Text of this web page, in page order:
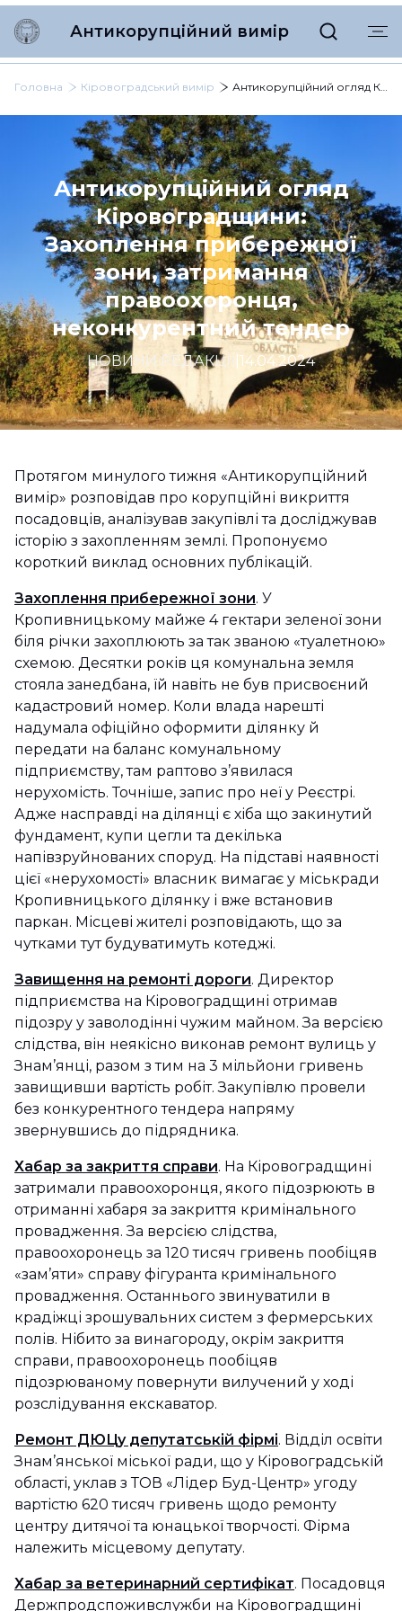
Антикорупційний вимір
Головна Кіровоградський вимір Антикорупційний огляд Кіровоградщини: Захоплення прибережної зони, затримання правоохоронця, неконкурентний тендер
Антикорупційний огляд
Кіровоградщини:
Захоплення прибережної
зони, затримання
правоохоронця,
неконкурентний тендер
НОВИНИ РЕДАКЦІЇ 14.04.2024
Протягом минулого тижня «Антикорупційний
вимір» розповідав про корупційні викриття
посадовців, аналізував закупівлі та досліджував
історію з захопленням землі. Пропонуємо
короткий виклад основних публікацій.
Захоплення прибережної зони. У
Кропивницькому майже 4 гектари зеленої зони
біля річки захоплюють за так званою «туалетною»
схемою. Десятки років ця комунальна земля
стояла занедбана, їй навіть не був присвоєний
кадастровий номер. Коли влада нарешті
надумала офіційно оформити ділянку й
передати на баланс комунальному
підприємству, там раптово з’явилася
нерухомість. Точніше, запис про неї у Реєстрі.
Адже насправді на ділянці є хіба що закинутий
фундамент, купи цегли та декілька
напівзруйнованих споруд. На підставі наявності
цієї «нерухомості» власник вимагає у міськради
Кропивницького ділянку і вже встановив
паркан. Місцеві жителі розповідають, що за
чутками тут будуватимуть котеджі.
Завищення на ремонті дороги. Директор
підприємства на Кіровоградщині отримав
підозру у заволодінні чужим майном. За версією
слідства, він неякісно виконав ремонт вулиць у
Знам’янці, разом з тим на 3 мільйони гривень
завищивши вартість робіт. Закупівлю провели
без конкурентного тендера напряму
звернувшись до підрядника.
Хабар за закриття справи. На Кіровоградщині
затримали правоохоронця, якого підозрюють в
отриманні хабаря за закриття кримінального
провадження. За версією слідства,
правоохоронець за 120 тисяч гривень пообіцяв
«зам’яти» справу фігуранта кримінального
провадження. Останнього звинуватили в
крадіжці зрошувальних систем з фермерських
полів. Нібито за винагороду, окрім закриття
справи, правоохоронець пообіцяв
підозрюваному повернути вилучений у ході
розслідування екскаватор.
Ремонт ДЮЦу депутатській фірмі. Відділ освіти
Знам’янської міської ради, що у Кіровоградській
області, уклав з ТОВ «Лідер Буд-Центр» угоду
вартістю 620 тисяч гривень щодо ремонту
центру дитячої та юнацької творчості. Фірма
належить місцевому депутату.
Хабар за ветеринарний сертифікат. Посадовця
Держпродспоживслужби на Кіровоградщині